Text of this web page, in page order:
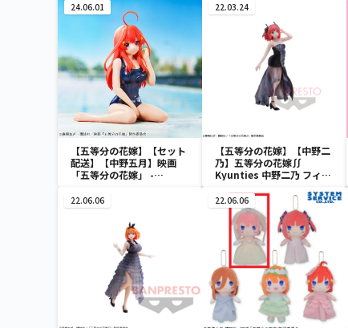
24.06.01
【五等分の花嫁】【セット
配送】【中野五月】映画
「五等分の花嫁」 -
School style ver.
22.03.24
【五等分の花嫁】【中野二
乃】五等分の花嫁∬
Kyunties 中野二乃 フィギ
22.06.06 22.06.06